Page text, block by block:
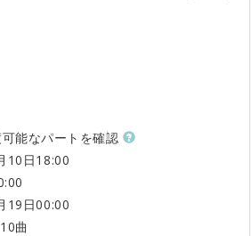
フラワーカンパニーズ 成立
治
フラワーカンパニーズ 成立
治
フラワーカンパニーズ 成立
治
フラワーカンパニーズ 成立
治
可能なパートを確認
10日18:00
19日00:00
曲